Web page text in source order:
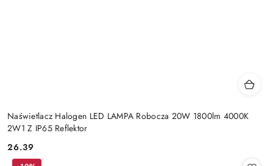
Naświetlacz Halogen LED LAMPA Robocza 20W 1800lm 4000K
2W1 Z IP65 Reflektor
Cena:
26.39